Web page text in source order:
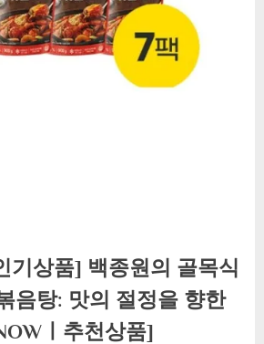
기상품] 백종원의 골목식
음탕: 맛의 절정을 향한
ㅣ추천상품]